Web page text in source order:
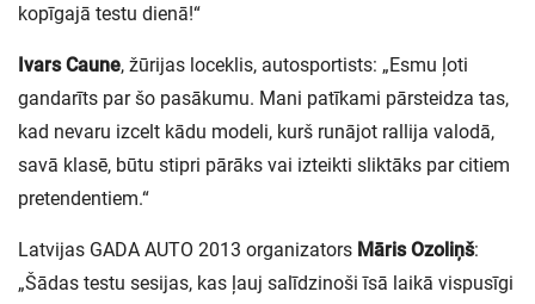
kopīgajā testu dienā!“
Ivars Caune, žūrijas loceklis, autosportists: „Esmu ļoti
gandarīts par šo pasākumu. Mani patīkami pārsteidza tas,
kad nevaru izcelt kādu modeli, kurš runājot rallija valodā,
savā klasē, būtu stipri pārāks vai izteikti sliktāks par citiem
pretendentiem.“
Latvijas GADA AUTO 2013 organizators Māris Ozoliņš:
„Šādas testu sesijas, kas ļauj salīdzinoši īsā laikā vispusīgi